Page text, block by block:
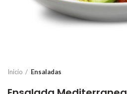
Inicio Ensaladas